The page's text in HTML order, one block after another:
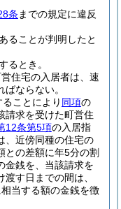
条 までの規定に違反
ることが判明したと
るとき。
住宅の入居者は、速
ならない。
ことにより 同項の
請求を受けた町営住
12条第5項の入居指
、近傍同種の住宅の
との差額に年5分の割
金銭を、当該請求を
す日までの間は、
当する額の金銭を徴